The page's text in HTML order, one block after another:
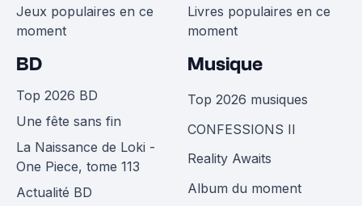
Jeux populaires en ce
moment
Livres populaires en ce
moment
BD
Top 2026 BD
Une fête sans fin
La Naissance de Loki -
One Piece, tome 113
Actualité BD
Musique
Top 2026 musiques
CONFESSIONS II
Reality Awaits
Album du moment